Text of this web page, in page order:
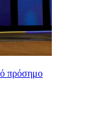
πρόσημο